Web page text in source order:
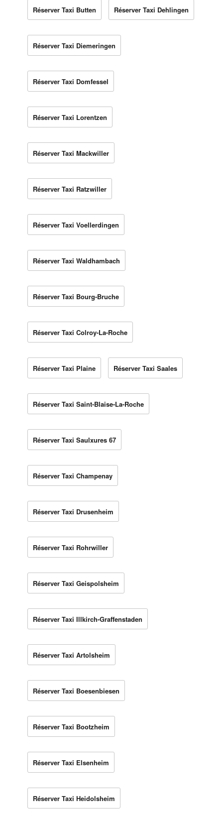
Réserver Taxi Butten Réserver Taxi Dehlingen
Réserver Taxi Diemeringen
Réserver Taxi Domfessel
Réserver Taxi Lorentzen
Réserver Taxi Mackwiller
Réserver Taxi Ratzwiller
Réserver Taxi Voellerdingen
Réserver Taxi Waldhambach
Réserver Taxi Bourg-Bruche
Réserver Taxi Colroy-La-Roche
Réserver Taxi Plaine Réserver Taxi Saales
Réserver Taxi Saint-Blaise-La-Roche
Réserver Taxi Saulxures 67
Réserver Taxi Champenay
Réserver Taxi Drusenheim
Réserver Taxi Rohrwiller
Réserver Taxi Geispolsheim
Réserver Taxi Illkirch-Graffenstaden
Réserver Taxi Artolsheim
Réserver Taxi Boesenbiesen
Réserver Taxi Bootzheim
Réserver Taxi Elsenheim
Réserver Taxi Heidolsheim